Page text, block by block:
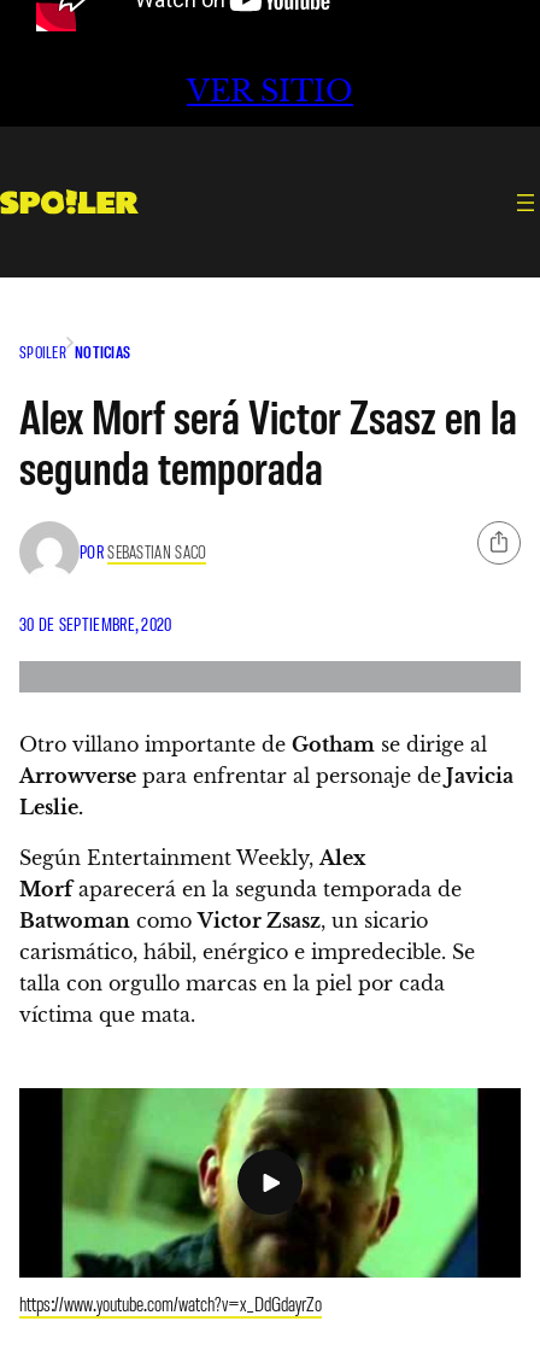
VER SITIO
SPOILER NOTICIAS
Alex Morf será Victor Zsasz en la
segunda temporada
PORSEBASTIAN SACO
30 DE SEPTIEMBRE, 2020
Otro villano importante de Gotham se dirige al
Arrowverse para enfrentar al personaje de Javicia
Leslie.
Según Entertainment Weekly, Alex
Morfaparecerá en la segunda temporada de
Batwoman comoVictor Zsasz, un sicario
carismático, hábil, enérgico e impredecible. Se
talla con orgullo marcas en la piel por cada
víctima que mata.
https://www.youtube.com/watch?v=x_DdGdayrZo